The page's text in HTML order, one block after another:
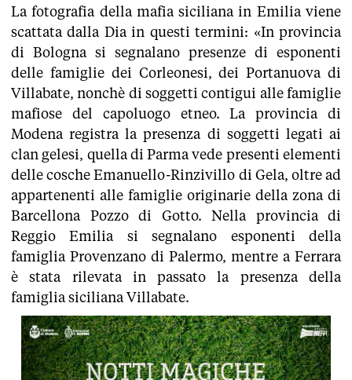
La fotografia della mafia siciliana in Emilia viene
scattata dalla Dia in questi termini: «In provincia
di Bologna si segnalano presenze di esponenti
delle famiglie dei Corleonesi, dei Portanuova di
Villabate, nonchè di soggetti contigui alle famiglie
mafiose del capoluogo etneo. La provincia di
Modena registra la presenza di soggetti legati ai
clan gelesi, quella di Parma vede presenti elementi
delle cosche Emanuello-Rinzivillo di Gela, oltre ad
appartenenti alle famiglie originarie della zona di
Barcellona Pozzo di Gotto. Nella provincia di
Reggio Emilia si segnalano esponenti della
famiglia Provenzano di Palermo, mentre a Ferrara
è stata rilevata in passato la presenza della
famiglia siciliana Villabate.